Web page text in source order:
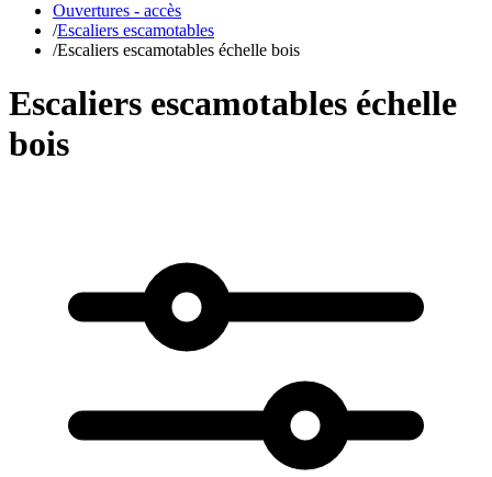
Ouvertures - accès
/Escaliers escamotables
/Escaliers escamotables échelle bois
Escaliers escamotables échelle
bois